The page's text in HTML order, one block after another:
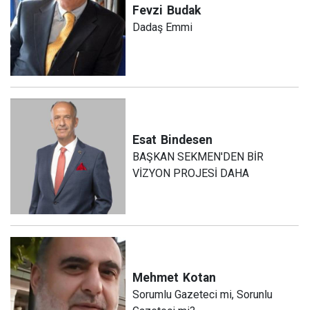
Fevzi Budak
Dadaş Emmi
Esat Bindesen
BAŞKAN SEKMEN'DEN BİR
VİZYON PROJESİ DAHA
Mehmet Kotan
Sorumlu Gazeteci mi, Sorunlu